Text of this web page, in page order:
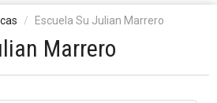
Escuela Su Julian Marrero
Marrero